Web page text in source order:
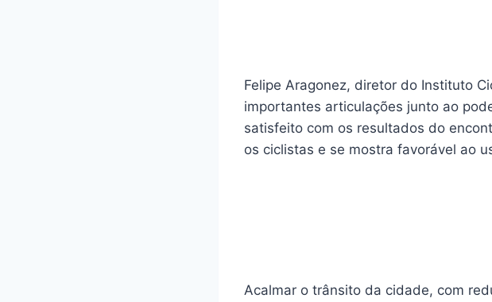
Felipe Aragonez, diretor do Instituto
importantes articulações junto ao
satisfeito com os resultados do
os ciclistas e se mostra favorável ao
Acalmar o trânsito da cidade, com